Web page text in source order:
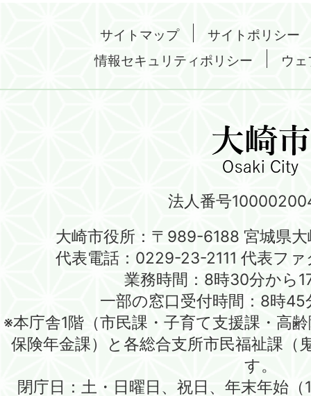
サイトマップ
サイトポリシー
情報セキュリティポリシー
ウ
法人番号
大崎市役所：〒989-6188 宮城県大
代表電話：0229-23-2111 代表フ
業務時間：8時30分から
一部の窓口受付時間：8時
※本庁舎1階（市民課・子育て支援課・高
保険年金課）と各総合支所市民福祉課（
す。
閉庁日：土・日曜日、祝日、年末年始